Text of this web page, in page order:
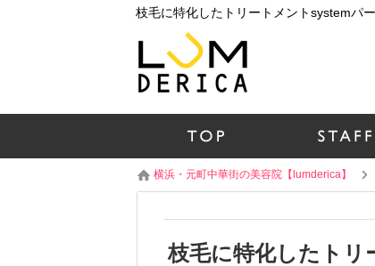
横浜・元町中華街の美容院【lumderica】
枝毛に特化したト